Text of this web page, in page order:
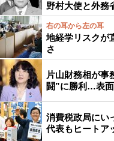
野村大使と外務
右の耳から左の耳
地経学リスクが
さ
片山財務相が事
闘”に勝利…表
消費税政局にい
代表もヒートア